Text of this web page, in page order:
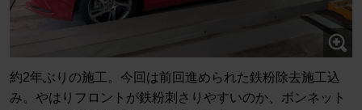
約2年ぶりの施工。今回は前回進められた鉄粉除去施工込
み。やはりフロントが鉄粉刺さりやすいのか、ボンネット